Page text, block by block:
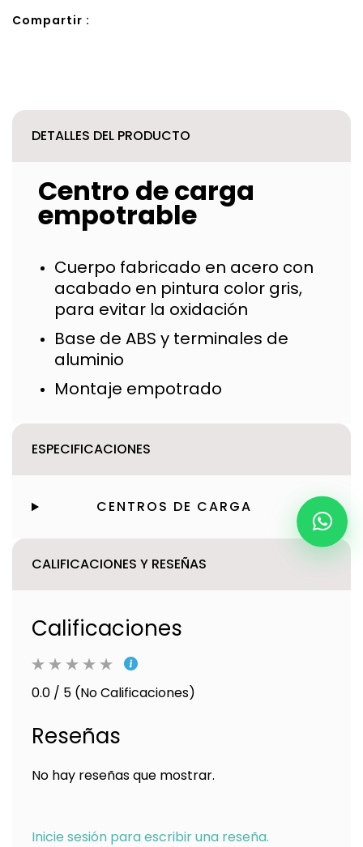
Compartir :
DETALLES DEL PRODUCTO
Centro de carga
empotrable
Cuerpo fabricado en acero con
acabado en pintura color gris,
para evitar la oxidación
Base de ABS y terminales de
aluminio
Montaje empotrado
ESPECIFICACIONES
CENTROS DE CARGA
CALIFICACIONES Y RESEÑAS
Calificaciones
0.0 / 5 (No Calificaciones)
Reseñas
No hay reseñas que mostrar.
Inicie sesión para escribir una reseña.